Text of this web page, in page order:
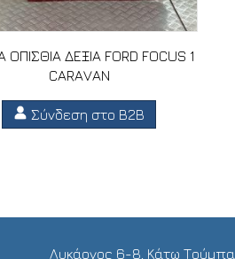
ΟΠΙΣΘΙΑ ΔΕΞΙΑ FORD FOCUS 1
CARAVAN
Σύνδεση στο B2B
Λυκάονος 6-8, Κάτω Τούμπα